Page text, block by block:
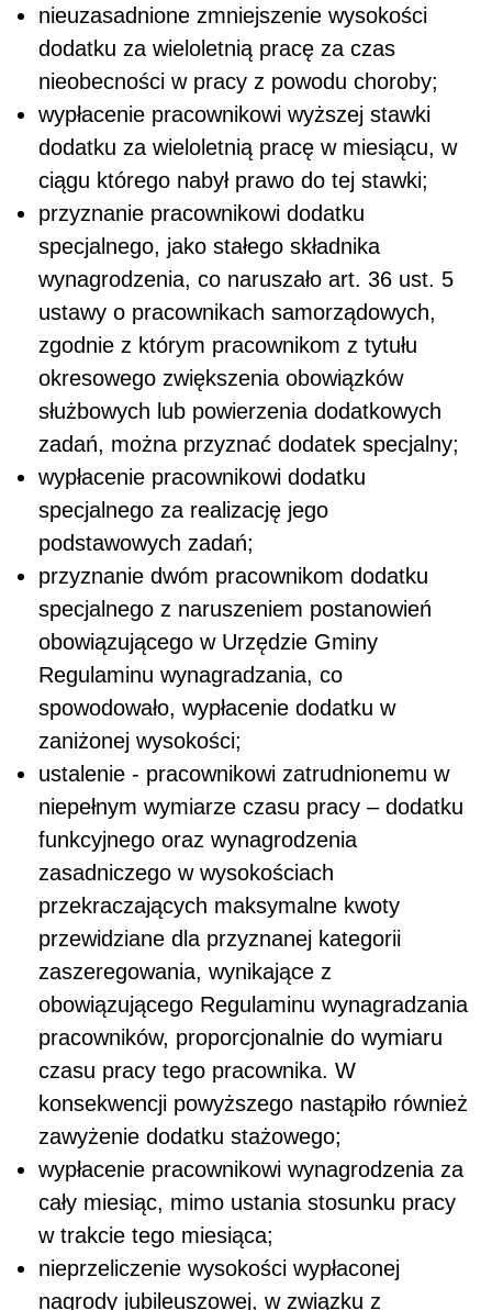
nieuzasadnione zmniejszenie wysokości
dodatku za wieloletnią pracę za czas
nieobecności w pracy z powodu choroby;
wypłacenie pracownikowi wyższej stawki
dodatku za wieloletnią pracę w miesiącu, w
ciągu którego nabył prawo do tej stawki;
przyznanie pracownikowi dodatku
specjalnego, jako stałego składnika
wynagrodzenia, co naruszało art. 36 ust. 5
ustawy o pracownikach samorządowych,
zgodnie z którym pracownikom z tytułu
okresowego zwiększenia obowiązków
służbowych lub powierzenia dodatkowych
zadań, można przyznać dodatek specjalny;
wypłacenie pracownikowi dodatku
specjalnego za realizację jego
podstawowych zadań;
przyznanie dwóm pracownikom dodatku
specjalnego z naruszeniem postanowień
obowiązującego w Urzędzie Gminy
Regulaminu wynagradzania, co
spowodowało, wypłacenie dodatku w
zaniżonej wysokości;
ustalenie - pracownikowi zatrudnionemu w
niepełnym wymiarze czasu pracy – dodatku
funkcyjnego oraz wynagrodzenia
zasadniczego w wysokościach
przekraczających maksymalne kwoty
przewidziane dla przyznanej kategorii
zaszeregowania, wynikające z
obowiązującego Regulaminu wynagradzania
pracowników, proporcjonalnie do wymiaru
czasu pracy tego pracownika. W
konsekwencji powyższego nastąpiło również
zawyżenie dodatku stażowego;
wypłacenie pracownikowi wynagrodzenia za
cały miesiąc, mimo ustania stosunku pracy
w trakcie tego miesiąca;
nieprzeliczenie wysokości wypłaconej
nagrody jubileuszowej, w związku z